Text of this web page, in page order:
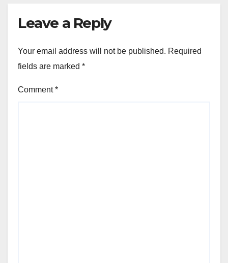
Leave a Reply
Your email address will not be published. Required
fields are marked *
Comment*